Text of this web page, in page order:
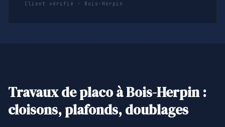
Client vérifié · Bois-Herpin
Travaux de placo à Bois-Herpin :
cloisons, plafonds, doublages